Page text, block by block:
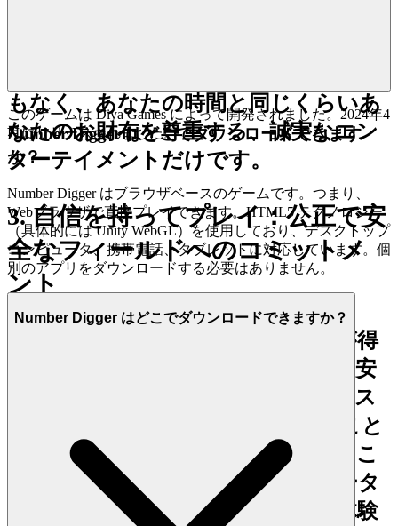
もなく、あなたの時間と同じくらいあ
なたのお財布を尊重する、誠実なエン
ターテイメントだけです。
3. 自信を持ってプレイ：公正で安
全なフィールドへのコミットメ
ント
あらゆる成果の真の価値は、それが得
られた環境の完全性に依存します。安
全で、安全で、厳格に公正なエコシス
テムでプレイしていることを知ること
から得られる安心感を提供します。こ
のプラットフォームは、鉄壁のデータ
プライバシー原則と、プレイヤー体験
このゲームは Diya Games によって開発されました。2024年4
月にリリースされました。
Number Digger はどこでダウンロードできます
か？
Number Digger はブラウザベースのゲームです。つまり、
Webブラウザで直接プレイできます。HTML5 テクノロジー
（具体的には Unity WebGL）を使用しており、デスクトップ
コンピュータ、携帯電話、タブレットに対応しています。個
別のアプリをダウンロードする必要はありません。
Number Digger はどこでダウンロードできますか？